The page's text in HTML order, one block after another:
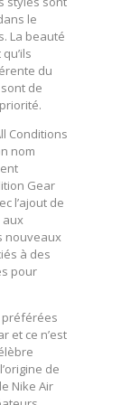
le
La beauté
du
de
Conditions
nom
Gear
l’ajout de
nouveaux
à des
pour
préférées
et ce n’est
de
Nike Air